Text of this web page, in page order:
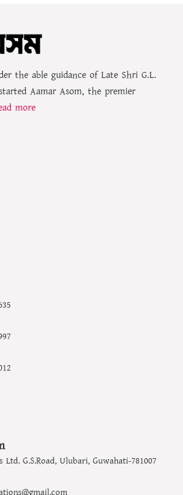
the able guidance of Late Shri G.L.
Aamar Asom, the premier
more
Ltd. G.S.Road, Ulubari, Guwahati-781007